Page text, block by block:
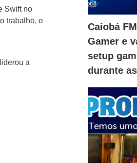
Swift no
trabalho, o
a
Caiobá
Gamer e
setup
durante